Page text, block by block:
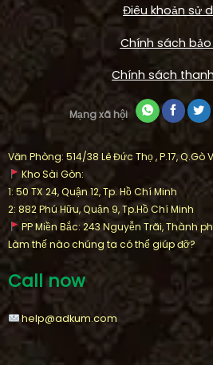
Điêu khoản sử
Chính sách
Chính sách
Mạng xã hội
Văn Phòng: 514/38 Lê Đức Thọ , P.17, Q.Gò
Kho Sài Gòn:
1: 50 TX 24, Quận 12, Tp. Hồ Chí Minh
2: 882 Phú Hữu, Quận 9, Tp.Hồ Chí Minh
PP Miền Bắc: 243 Nguyễn Trãi, Thành
Làm thế nào chúng ta có thể giúp đỡ?
Call now
help@adkum.com